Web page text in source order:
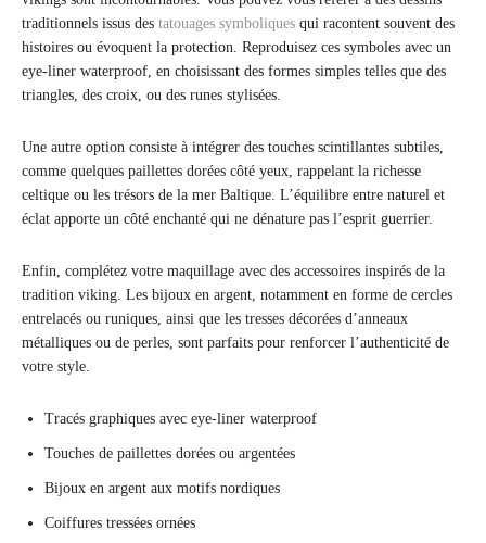
traditionnels issus des tatouages symboliques qui racontent souvent des
histoires ou évoquent la protection. Reproduisez ces symboles avec un
eye-liner waterproof, en choisissant des formes simples telles que des
triangles, des croix, ou des runes stylisées.
Une autre option consiste à intégrer des touches scintillantes subtiles,
comme quelques paillettes dorées côté yeux, rappelant la richesse
celtique ou les trésors de la mer Baltique. L’équilibre entre naturel et
éclat apporte un côté enchanté qui ne dénature pas l’esprit guerrier.
Enfin, complétez votre maquillage avec des accessoires inspirés de la
tradition viking. Les bijoux en argent, notamment en forme de cercles
entrelacés ou runiques, ainsi que les tresses décorées d’anneaux
métalliques ou de perles, sont parfaits pour renforcer l’authenticité de
votre style.
Tracés graphiques avec eye-liner waterproof
Touches de paillettes dorées ou argentées
Bijoux en argent aux motifs nordiques
Coiffures tressées ornées